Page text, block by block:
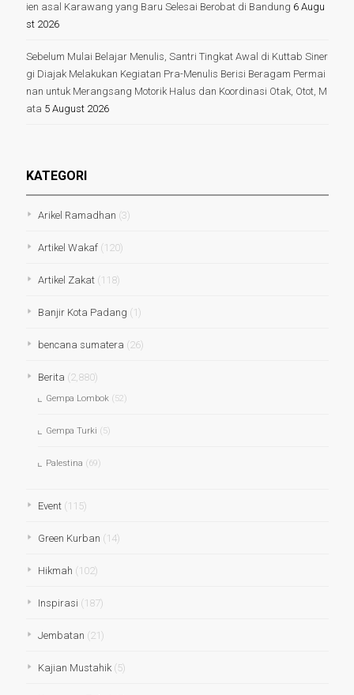
ien asal Karawang yang Baru Selesai Berobat di Bandung 6 Augu
st 2026
Sebelum Mulai Belajar Menulis, Santri Tingkat Awal di Kuttab Siner
gi Diajak Melakukan Kegiatan Pra-Menulis Berisi Beragam Permai
nan untuk Merangsang Motorik Halus dan Koordinasi Otak, Otot, M
ata 5 August 2026
KATEGORI
Arikel Ramadhan (3)
Artikel Wakaf(120)
Artikel Zakat(118)
Banjir Kota Padang (1)
bencana sumatera (26)
Berita (2,880)
Gempa Lombok(52)
Gempa Turki (5)
Palestina (69)
Event(115)
Green Kurban (14)
Hikmah (102)
Inspirasi (187)
Jembatan (21)
Kajian Mustahik(5)